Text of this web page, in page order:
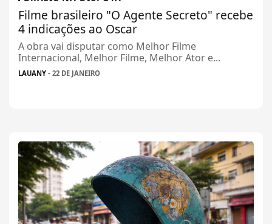
Filme brasileiro "O Agente Secreto" recebe
4 indicações ao Oscar
A obra vai disputar como Melhor Filme
Internacional, Melhor Filme, Melhor Ator e...
LAUANY - 22 DE JANEIRO